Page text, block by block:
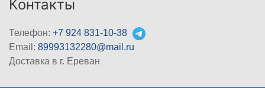
Контакты
Телефон: +7 924 831-10-38
Email: 89993132280@mail.ru
Доставка в г. Ереван